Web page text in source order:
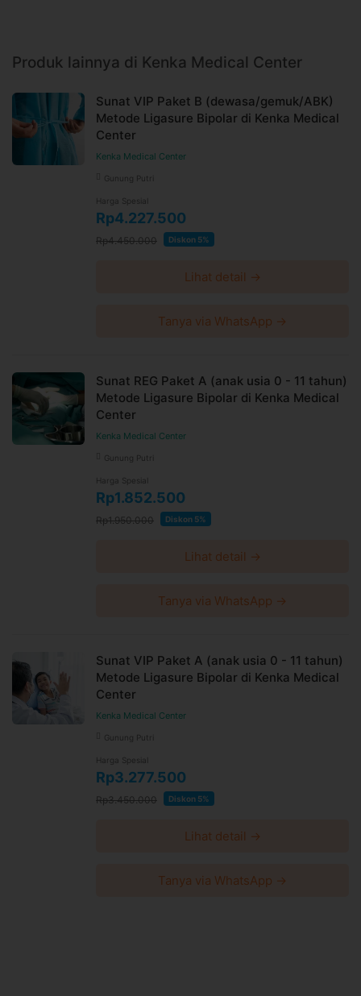
Produk lainnya di Kenka Medical Center
Sunat VIP Paket B (dewasa/gemuk/ABK)
Metode Ligasure Bipolar di Kenka Medical
Center
Kenka Medical Center
Gunung Putri
Harga Spesial
Rp4.227.500
Rp4.450.000 Diskon 5%
Lihat detail →
Tanya via WhatsApp →
Sunat REG Paket A (anak usia 0 - 11 tahun)
Metode Ligasure Bipolar di Kenka Medical
Center
Kenka Medical Center
Gunung Putri
Harga Spesial
Rp1.852.500
Rp1.950.000 Diskon 5%
Lihat detail →
Tanya via WhatsApp →
Sunat VIP Paket A (anak usia 0 - 11 tahun)
Metode Ligasure Bipolar di Kenka Medical
Center
Kenka Medical Center
Gunung Putri
Harga Spesial
Rp3.277.500
Rp3.450.000 Diskon 5%
Lihat detail →
Tanya via WhatsApp →